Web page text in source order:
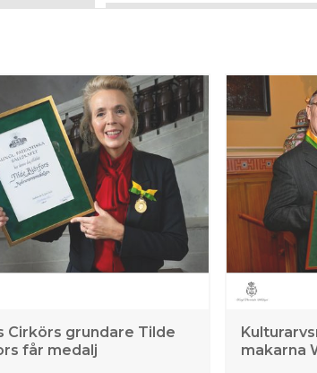
Cirkörs grundare Tilde
får medalj
makarna